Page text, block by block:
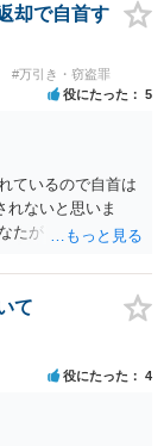
ません。 因果関係
ずれにしまして
されるのがよい
却で自首す
#万引き・窃盗罪
役にたった 5
ているので自首は
れないと思いま
たがトイレに入
て
役にたった 4